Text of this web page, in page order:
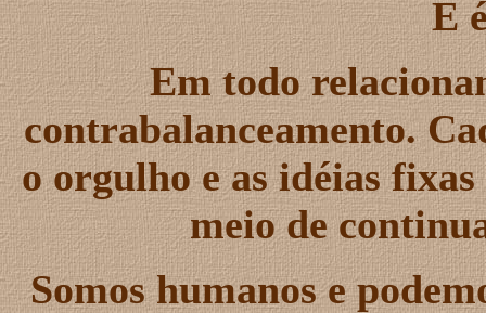
E
Em todo
contrabalanceamento.
o orgulho e as idéias
meio de
Somos humanos e